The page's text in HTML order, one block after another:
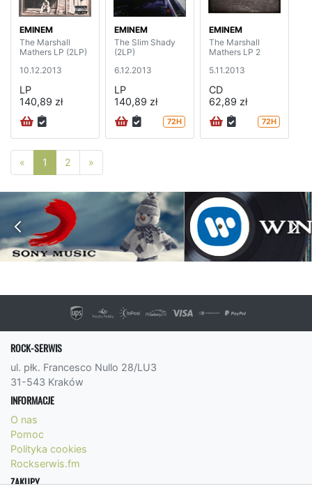
EMINEM
The Marshall
Mathers LP (2LP)
10.12.2013
LP
140,89 zł
EMINEM
The Slim Shady
(2LP)
6.12.2013
LP
140,89 zł
72H
EMINEM
The Marshall
Mathers LP 2
5.11.2013
CD
62,89 zł
72H
« Poprzednia strona
1 2 »
ROCK-SERWIS
ul. płk. Francesco Nullo 28/LU3
31-543 Kraków
INFORMACJE
O nas
Pomoc
Polityka cookies
Rockserwis.fm
ZAKUPY